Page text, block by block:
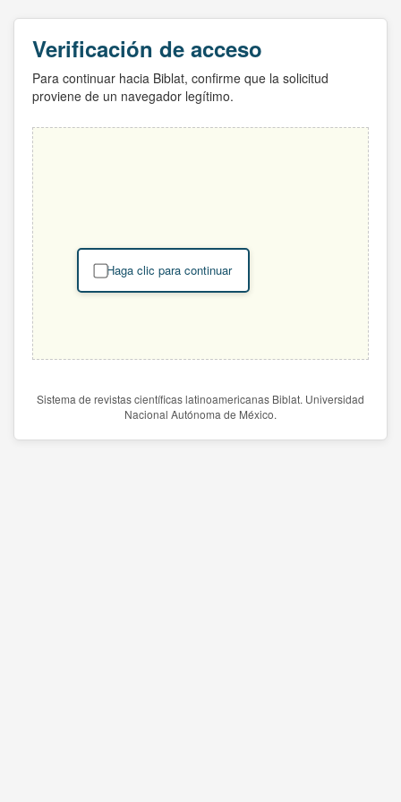
Verificación de acceso
Para continuar hacia Biblat, confirme que la solicitud
proviene de un navegador legítimo.
Haga clic para continuar
Sistema de revistas científicas latinoamericanas Biblat. Universidad
Nacional Autónoma de México.